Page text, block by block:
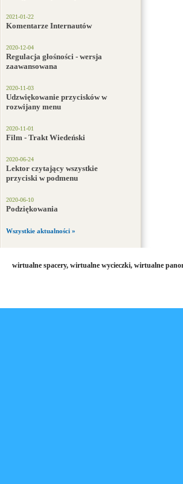
2021-01-22
Komentarze Internautów
2020-12-04
Regulacja głośności - wersja
zaawansowana
2020-11-03
Udzwiękowanie przycisków w
rozwijany menu
2020-11-01
Film - Trakt Wiedeński
2020-06-24
Lektor czytający wszystkie
przyciski w podmenu
2020-06-10
Podziękowania
Wszystkie aktualności »
wirtualne spacery, wirtualne wycieczki, wirtualne